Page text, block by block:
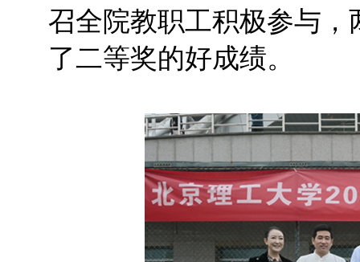
召全院教职工积极参与
了二等奖的好成绩。